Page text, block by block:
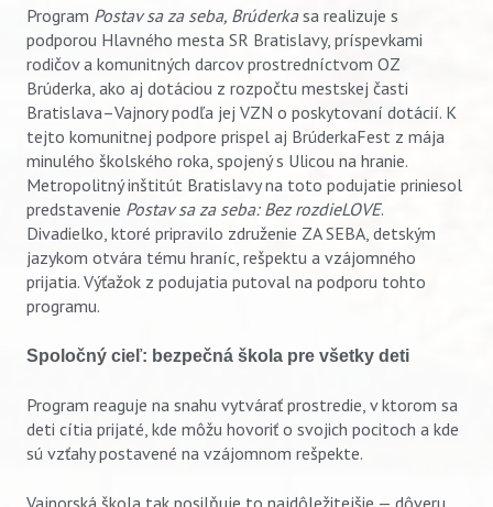
Vyhľadávanie
Program Postav sa za seba, Brúderkasa realizuje s
podporou Hlavného mesta SR Bratislavy, príspevkami
rodičov a komunitných darcov prostredníctvom OZ
Brúderka, ako aj dotáciou z rozpočtu mestskej časti
Bratislava–Vajnory podľa jej VZN o poskytovaní dotácií. K
tejto komunitnej podpore prispel aj BrúderkaFest z mája
minulého školského roka, spojený s Ulicou na hranie.
Metropolitný inštitút Bratislavy na toto podujatie priniesol
predstavenie Postav sa za seba: Bez rozdieLOVE.
Divadielko, ktoré pripravilo združenie ZA SEBA, detským
jazykom otvára tému hraníc, rešpektu a vzájomného
prijatia. Výťažok z podujatia putoval na podporu tohto
programu.
Spoločný cieľ: bezpečná škola pre všetky deti
Program reaguje na snahu vytvárať prostredie, v ktorom sa
deti cítia prijaté, kde môžu hovoriť o svojich pocitoch a kde
sú vzťahy postavené na vzájomnom rešpekte.
Vajnorská škola tak posilňuje to najdôležitejšie — dôveru,